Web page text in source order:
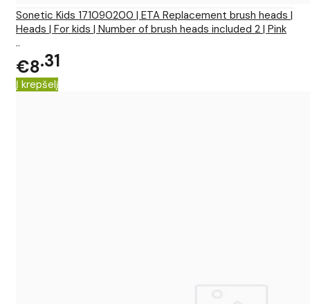
Sonetic Kids 171090200 | ETA Replacement brush heads |
Heads | For kids | Number of brush heads included 2 | Pink
..
€8 31
Į krepšelį